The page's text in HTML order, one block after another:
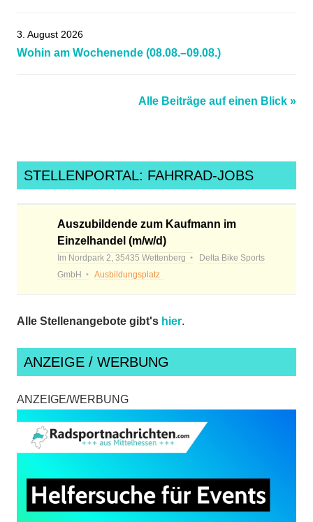
3. August 2026
Wohin am Wochenende (08.08.–09.08.)
Alle Beiträge auf einen Blick »
STELLENPORTAL: FAHRRAD-JOBS
Auszubildende zum Kaufmann im
Einzelhandel (m/w/d)
Im Nordpark 2, 35435 Wettenberg
Delta Bike Sports
GmbH
Ausbildungsplatz
Alle Stellenangebote gibt's hier.
ANZEIGE / WERBUNG
ANZEIGE/WERBUNG